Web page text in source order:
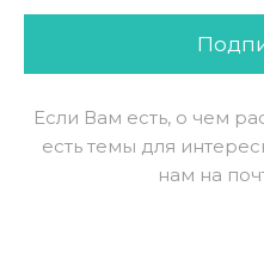
Если Вам есть, о чем
есть темы для
нам на